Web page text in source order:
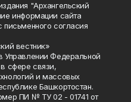
"Архангельский
информации сайта
согласия
вестник»
Управлении Федеральной
сфере связи,
и массовых
Башкортостан.
ПИ № ТУ 02 - 01741 от